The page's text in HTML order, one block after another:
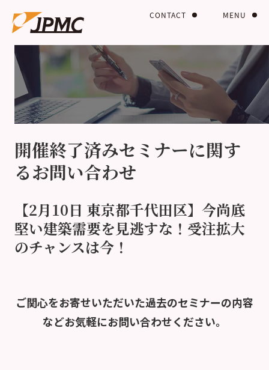
MENU
CONTACT
開催終了済みセミナーに関す
るお問い合わせ
【2月10日 東京都千代田区】今尚底
堅い建築需要を見逃すな！受注拡大
のチャンスは今！
ご関心をお寄せいただいた過去のセミナーの内容
などお気軽にお問い合わせください。